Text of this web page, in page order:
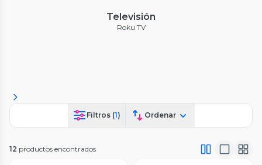
Televisión
Roku TV
Filtros (1) Ordenar
12 productos encontrados